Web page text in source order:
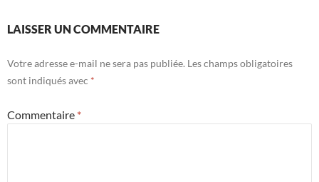
LAISSER UN COMMENTAIRE
Votre adresse e-mail ne sera pas publiée. Les champs obligatoires
sont indiqués avec *
Commentaire *